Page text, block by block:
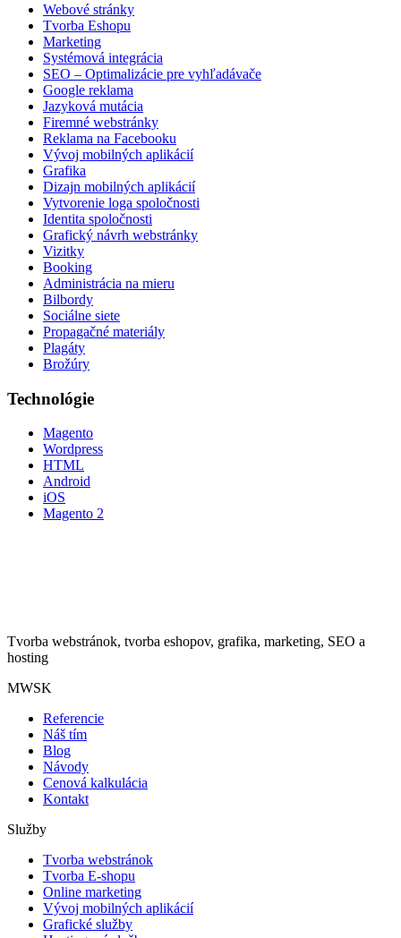
Webové stránky
Tvorba Eshopu
Marketing
Systémová integrácia
SEO – Optimalizácie pre vyhľadávače
Google reklama
Jazyková mutácia
Firemné webstránky
Reklama na Facebooku
Vývoj mobilných aplikácií
Grafika
Dizajn mobilných aplikácií
Vytvorenie loga spoločnosti
Identita spoločnosti
Grafický návrh webstránky
Vizitky
Booking
Administrácia na mieru
Bilbordy
Sociálne siete
Propagačné materiály
Plagáty
Brožúry
Technológie
Magento
Wordpress
HTML
Android
iOS
Magento 2
Tvorba webstránok, tvorba eshopov, grafika, marketing, SEO a
hosting
MWSK
Referencie
Náš tím
Blog
Návody
Cenová kalkulácia
Kontakt
Služby
Tvorba webstránok
Tvorba E-shopu
Online marketing
Vývoj mobilných aplikácií
Grafické služby